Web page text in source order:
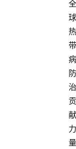
全
球
热
带
病
防
治
贡
献
力
量